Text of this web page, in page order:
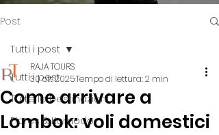
Post
Tutti i post
Tutte le Destinazioni
Flores & Komodo
Tutti i post
Come arrivare a
Lombok: voli domestici
RAJA TOURS
30 ott 2025Tempo di lettura: 2 min